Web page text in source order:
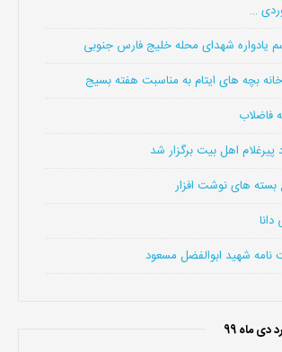
…
یادواره شهدای محله خلیج فارس جنوبی
بچه های ایتام به مناسبت هفته بسیج
فاضلاب
پیرغلام اهل بیت برگزار شد
بسته های نوشت افزار
شهید ابوالفضل مسعود
ماه 99